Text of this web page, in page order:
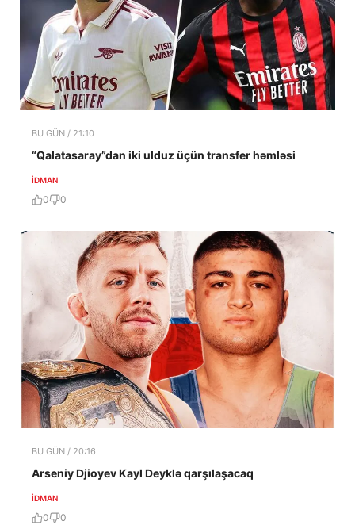
BU GÜN / 21:10
“Qalatasaray”dan iki ulduz üçün transfer həmləsi
İDMAN
0 0
BU GÜN / 20:16
Arseniy Djioyev Kayl Deyklə qarşılaşacaq
İDMAN
0 0